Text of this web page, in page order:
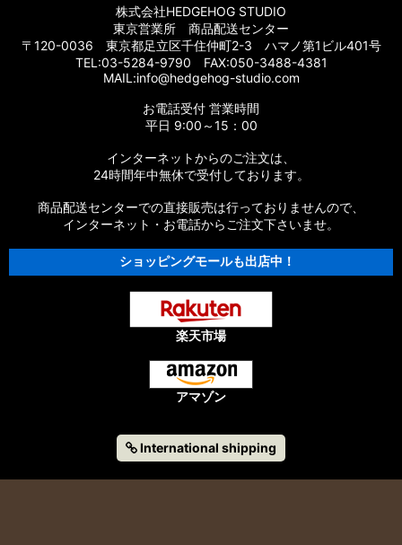
株式会社HEDGEHOG STUDIO
東京営業所 商品配送センター
〒120-0036 東京都足立区千住仲町2-3 ハマノ第1ビル401号
TEL:03-5284-9790 FAX:050-3488-4381
MAIL:info@hedgehog-studio.com
お電話受付 営業時間
平日 9:00～15：00
インターネットからのご注文は、
24時間年中無休で受付しております。
商品配送センターでの直接販売は行っておりませんので、
インターネット・お電話からご注文下さいませ。
ショッピングモールも出店中！
楽天市場
アマゾン
International shipping